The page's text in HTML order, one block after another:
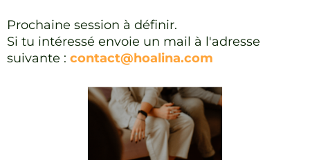
Prochaine session à définir.
Si tu intéressé envoie un mail à l'adresse
suivante : contact@hoalina.com